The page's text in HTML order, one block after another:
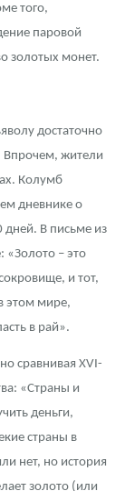
того,
паровой
золотых монет.
достаточно
Впрочем, жители
Колумб
дневнике о
дней. В письме из
«Золото – это
и тот,
этом мире,
в рай».
сравнивая XVI-
«Страны и
деньги,
страны в
нет, но история
золото (или